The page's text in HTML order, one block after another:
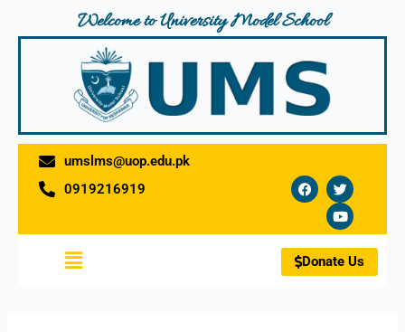
Welcome to University Model School
umslms@uop.edu.pk
0919216919
F
a
c
b
o
o
k
T
w
i
t
t
e
r
Y
o
u
t
u
b
e
Menu Donate Us